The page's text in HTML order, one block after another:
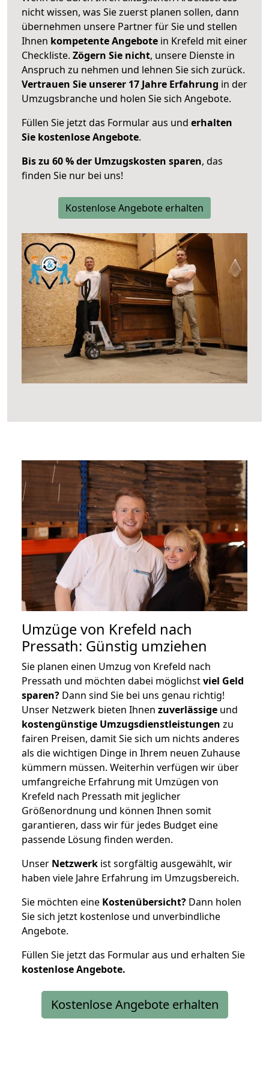
nicht wissen, was Sie zuerst planen sollen, dann
übernehmen unsere Partner für Sie und stellen
Ihnen kompetente Angebote in Krefeld mit einer
Checkliste. Zögern Sie nicht, unsere Dienste in
Anspruch zu nehmen und lehnen Sie sich zurück.
Vertrauen Sie unserer 17 Jahre Erfahrung in der
Umzugsbranche und holen Sie sich Angebote.
Füllen Sie jetzt das Formular aus und erhalten
Sie kostenlose Angebote.
Bis zu 60 % der Umzugskosten sparen, das
finden Sie nur bei uns!
Kostenlose Angebote erhalten
Umzüge von Krefeld nach
Pressath: Günstig umziehen
Sie planen einen Umzug von Krefeld nach
Pressath und möchten dabei möglichstviel Geld
sparen? Dann sind Sie bei uns genau richtig!
Unser Netzwerk bieten Ihnen zuverlässige und
kostengünstige Umzugsdienstleistungen zu
fairen Preisen, damit Sie sich um nichts anderes
als die wichtigen Dinge in Ihrem neuen Zuhause
kümmern müssen. Weiterhin verfügen wir über
umfangreiche Erfahrung mit Umzügen von
Krefeld nach Pressath mit jeglicher
Größenordnung und können Ihnen somit
garantieren, dass wir für jedes Budget eine
passende Lösung finden werden.
Unser Netzwerk ist sorgfältig ausgewählt, wir
haben viele Jahre Erfahrung im Umzugsbereich.
Sie möchten eine Kostenübersicht? Dann holen
Sie sich jetzt kostenlose und unverbindliche
Angebote.
Füllen Sie jetzt das Formular aus und erhalten Sie
kostenloseAngebote.
Kostenlose Angebote erhalten